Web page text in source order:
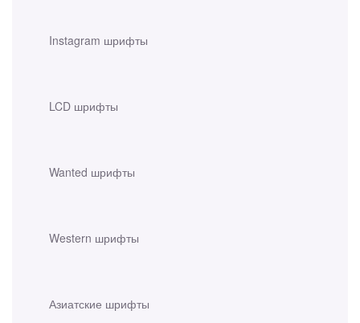
Instagram шрифты
LCD шрифты
Wanted шрифты
Western шрифты
Азиатские шрифты